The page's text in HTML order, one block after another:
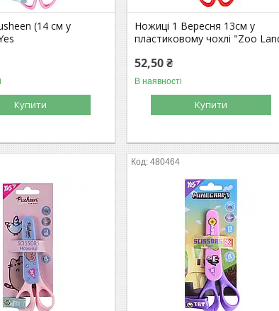
(14 см у
Купити
Ножиці 1 Вересня 13см у
пластиковому чохлі "Zoo
52,50 ₴
В наявності
Купити
480464